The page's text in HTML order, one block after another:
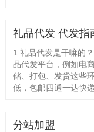
礼品代发 代发指
1 礼品代发是干嘛的
品代发平台，例如电
储、打包、发货这些
低，包邮四通一达快
分站加盟